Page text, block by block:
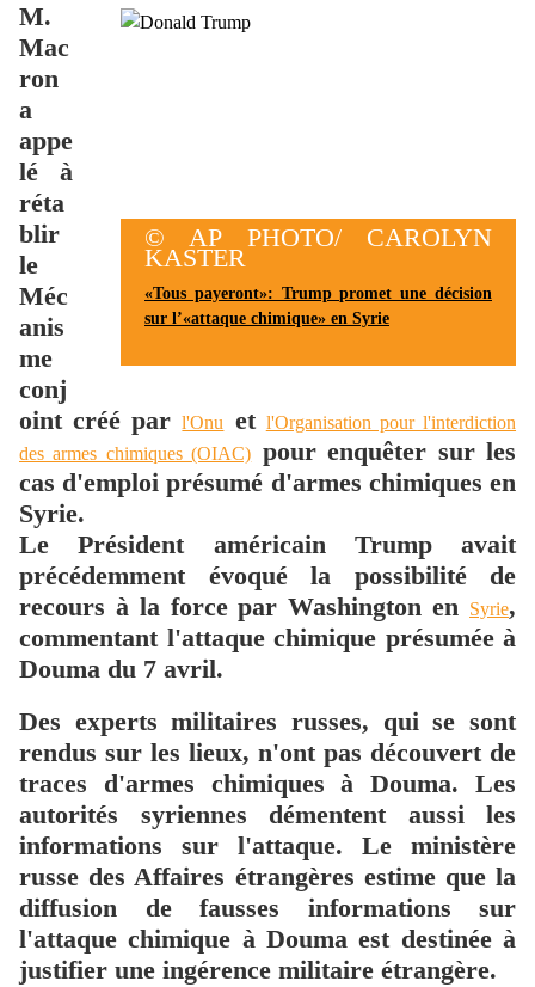
© AP PHOTO/ CAROLYN
KASTER
«Tous payeront»: Trump promet une décision
sur l’«attaque chimique» en Syrie
M.
Mac
ron
a
appe
lé à
réta
blir
le
Méc
anis
me
conj
oint créé parl'Onu et l'Organisation pour l'interdiction
des armes chimiques (OIAC) pour enquêter sur les
cas d'emploi présumé d'armes chimiques en
Syrie.
Le Président américain Trump avait
précédemment évoqué la possibilité de
recours à la force par Washington en Syrie,
commentant l'attaque chimique présumée à
Douma du 7 avril.
Des experts militaires russes, qui se sont
rendus sur les lieux, n'ont pas découvert de
traces d'armes chimiques à Douma. Les
autorités syriennes démentent aussi les
informations sur l'attaque. Le ministère
russe des Affaires étrangères estime que la
diffusion de fausses informations sur
l'attaque chimique à Douma est destinée à
justifier une ingérence militaire étrangère.